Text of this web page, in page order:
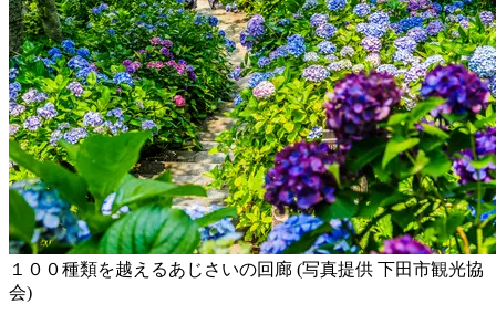
１００種類を越えるあじさいの回廊 (写真提供 下田市観光協
会)